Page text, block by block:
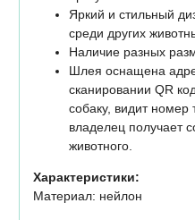
Яркий и стильный
среди других
Наличие разных
Шлея оснащена
сканировании QR
собаку, видит
владелец получает
животного.
Характеристики:
Материал: нейлон